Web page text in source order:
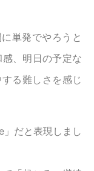
単発でやろうと
、明日の予定な
る難しさを感じ
だと表現しまし